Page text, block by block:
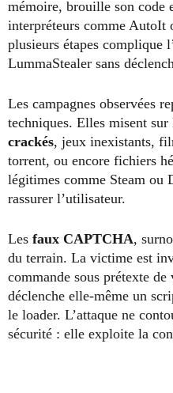
mémoire, brouille son code
interpréteurs comme AutoIt
plusieurs étapes complique
LummaStealer sans
Les campagnes observées
techniques. Elles misent sur
crackés, jeux inexistants,
torrent, ou encore fichiers
légitimes comme Steam ou
rassurer l’utilisateur.
Les faux CAPTCHA,
du terrain. La victime est
commande sous prétexte
déclenche elle-même un
le loader. L’attaque ne
sécurité : elle exploite la